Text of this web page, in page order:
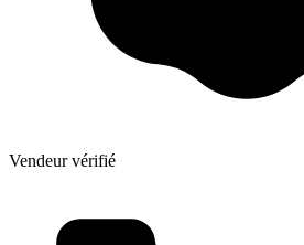
Vendeur vérifié